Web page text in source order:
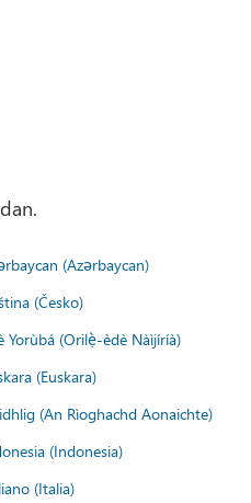
(Azərbaycan)
(Česko)
Yorùbá (Orilẹ̀-èdè Nàìjíríà)
(Euskara)
(An Rìoghachd Aonaichte)
(Indonesia)
(Italia)